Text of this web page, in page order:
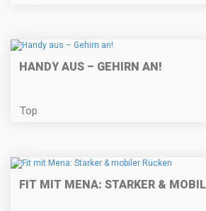
HANDY AUS – GEHIRN AN!
Top
FIT MIT MENA: STARKER &